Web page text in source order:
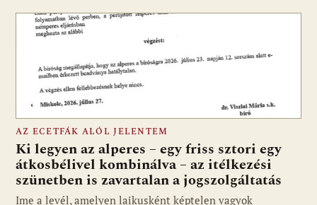
AZ ECETFÁK ALÓL JELENTEM
Ki legyen az alperes – egy friss sztori egy
átkosbélivel kombinálva – az itélkezési
szünetben is zavartalan a jogszolgáltatás
Ime a levél, amelyen laikusként képtelen vagyok